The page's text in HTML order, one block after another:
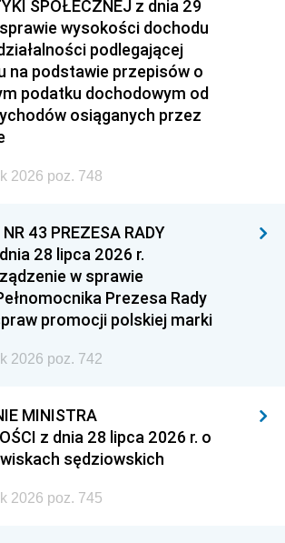
SPOŁECZNEJ z dnia 29
wysokości dochodu
podlegającej
na podstawie przepisów o
podatku dochodowym od
osiąganych przez
2026 poz. 748
43 PREZESA RADY
28 lipca 2026 r.
w sprawie
Prezesa Rady
promocji polskiej marki
2026 poz. 742
MINISTRA
z dnia 28 lipca 2026 r. o
sędziowskich
2026 poz. 745